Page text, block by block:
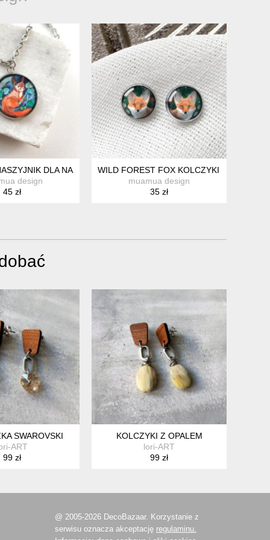
DLA NASTOLATKI
design
45 zł
WILD FOREST FOX KOLCZYKI WKRĘTKI
muamua design
35 zł
SWAROVSKI
ART
99 zł
KOLCZYKI Z OPALEM
lori-ART
99 zł
@ 2005-2026 DecoBazaar. Korzystanie z
serwisu oznacza akceptację regulaminu.